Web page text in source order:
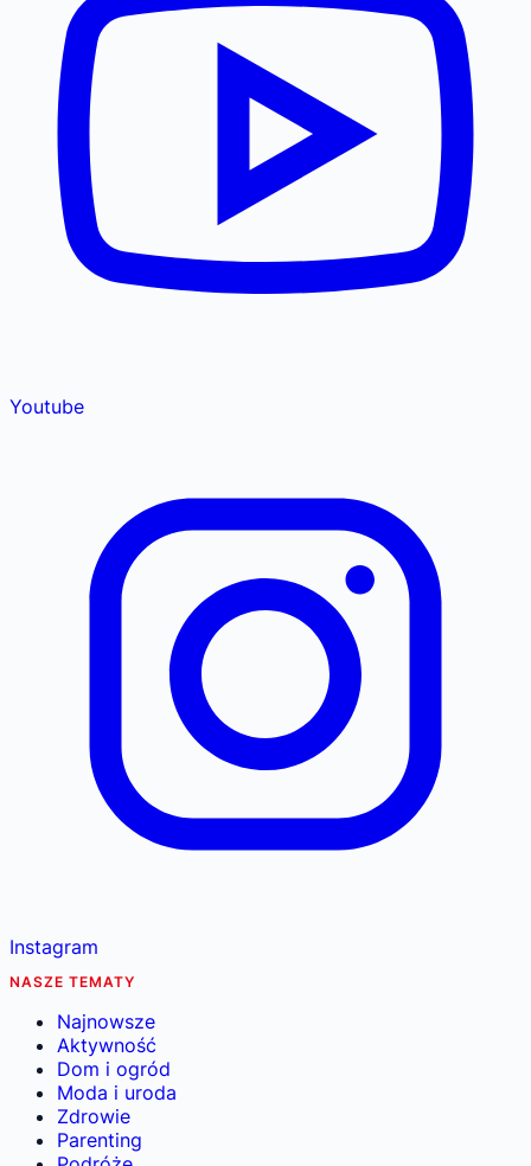
Youtube
Instagram
NASZE TEMATY
Najnowsze
Aktywność
Dom i ogród
Moda i uroda
Zdrowie
Parenting